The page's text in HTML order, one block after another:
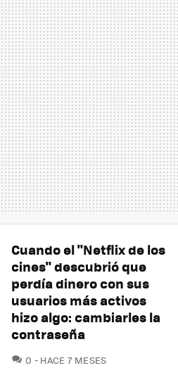
Cuando el "Netflix de los
cines" descubrió que
perdía dinero con sus
usuarios más activos
hizo algo: cambiarles la
contraseña
0 COMENTARIOS
HACE 7 MESES